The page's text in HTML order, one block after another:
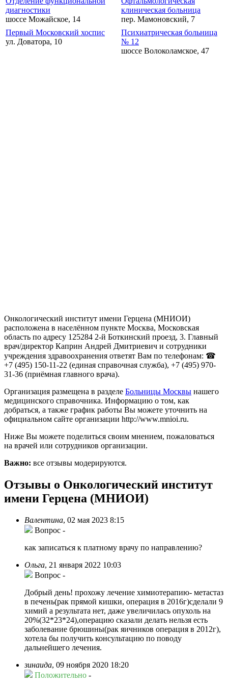
диагностики
шоссе Можайское, 14
клиническая больница
пер. Мамоновский, 7
Первый Московский хоспис
ул. Доватора, 10
Психиатрическая больница
№ 12
шоссе Волоколамское, 47
Онкологический институт имени Герцена (МНИОИ)
расположена в населённом пункте Москва, Московская
область по адресу 125284 2-й Боткинский проезд, 3. Главный
врач/директор Каприн Андрей Дмитриевич и сотрудники
учреждения здравоохранения ответят Вам по телефонам: ☎
+7 (495) 150-11-22 (единая справочная служба), +7 (495) 970-
31-36 (приёмная главного врача).
Организация размещена в разделе Больницы Москвы нашего
медицинского справочника. Информацию о том, как
добраться, а также график работы Вы можете уточнить на
официальном сайте организации http://www.mnioi.ru.
Ниже Вы можете поделиться своим мнением, пожаловаться
на врачей или сотрудников организации.
Важно: все отзывы модерируются.
Отзывы о Онкологический институт
имени Герцена (МНИОИ)
Валентина, 02 мая 2023 8:15
Вопрос -
как записаться к платному врачу по направлению?
Ольга, 21 января 2022 10:03
Вопрос -
Добрый день! прохожу лечение химиотерапию- метастаз
в печень(рак прямой кишки, операция в 2016г)сделали 9
химий а результата нет, даже увеличилась опухоль на
20%(32*23*24),операцию сказали делать нельзя есть
заболевание брюшины(рак яичников операция в 2012г),
хотела бы получить консультацию по поводу
дальнейшего лечения.
зинаида, 09 ноября 2020 18:20
Положительно -